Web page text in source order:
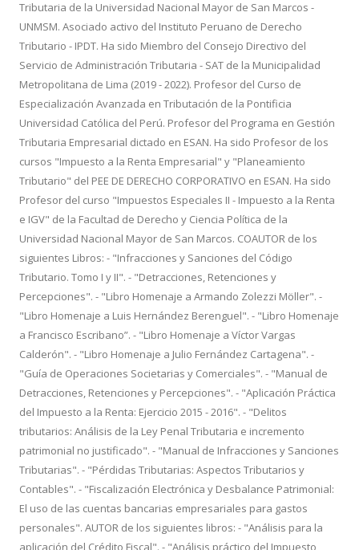
Tributaria de la Universidad Nacional Mayor de San Marcos -
UNMSM. Asociado activo del Instituto Peruano de Derecho
Tributario - IPDT. Ha sido Miembro del Consejo Directivo del
Servicio de Administración Tributaria - SAT de la Municipalidad
Metropolitana de Lima (2019 - 2022). Profesor del Curso de
Especialización Avanzada en Tributación de la Pontificia
Universidad Católica del Perú. Profesor del Programa en Gestión
Tributaria Empresarial dictado en ESAN. Ha sido Profesor de los
cursos "Impuesto a la Renta Empresarial" y "Planeamiento
Tributario" del PEE DE DERECHO CORPORATIVO en ESAN. Ha sido
Profesor del curso "Impuestos Especiales II - Impuesto a la Renta
e IGV" de la Facultad de Derecho y Ciencia Política de la
Universidad Nacional Mayor de San Marcos. COAUTOR de los
siguientes Libros: - "Infracciones y Sanciones del Código
Tributario. Tomo I y II". - "Detracciones, Retenciones y
Percepciones". - "Libro Homenaje a Armando Zolezzi Möller". -
"Libro Homenaje a Luis Hernández Berenguel". - "Libro Homenaje
a Francisco Escribano”. - "Libro Homenaje a Víctor Vargas
Calderón". - "Libro Homenaje a Julio Fernández Cartagena". -
"Guía de Operaciones Societarias y Comerciales". - "Manual de
Detracciones, Retenciones y Percepciones". - "Aplicación Práctica
del Impuesto a la Renta: Ejercicio 2015 - 2016". - "Delitos
tributarios: Análisis de la Ley Penal Tributaria e incremento
patrimonial no justificado". - "Manual de Infracciones y Sanciones
Tributarias". - "Pérdidas Tributarias: Aspectos Tributarios y
Contables". - "Fiscalización Electrónica y Desbalance Patrimonial:
El uso de las cuentas bancarias empresariales para gastos
personales". AUTOR de los siguientes libros: - "Análisis para la
aplicación del Crédito Fiscal". - "Análisis práctico del Impuesto